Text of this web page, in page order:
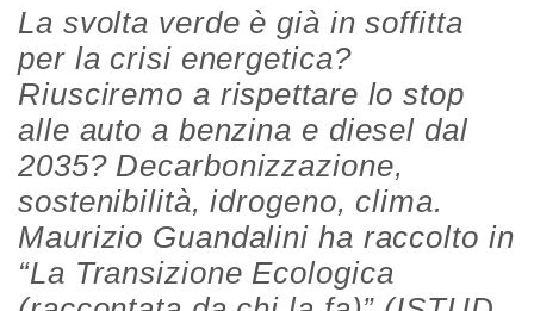
La svolta verde è già in soffitta
per la crisi energetica?
Riusciremo a rispettare lo stop
alle auto a benzina e diesel dal
2035? Decarbonizzazione,
sostenibilità, idrogeno, clima.
Maurizio Guandalini ha raccolto in
“La Transizione Ecologica